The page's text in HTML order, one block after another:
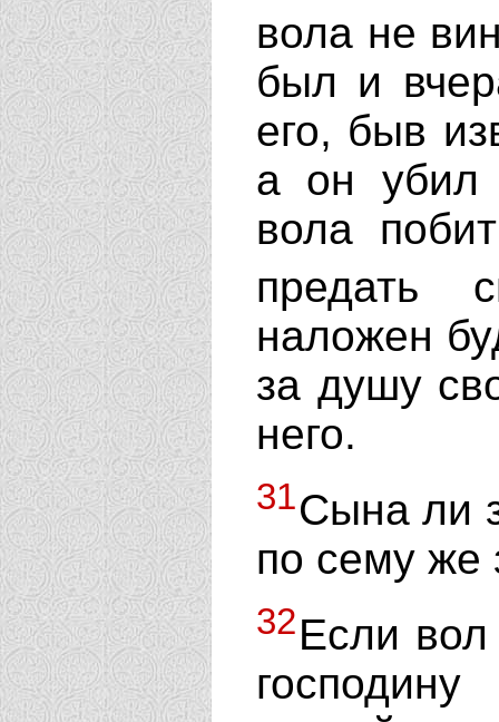
вола не
был и
его, быв
а он убил
вола
предать
наложен
за душу
него.
31Сына ли
по сему же
32Если вол